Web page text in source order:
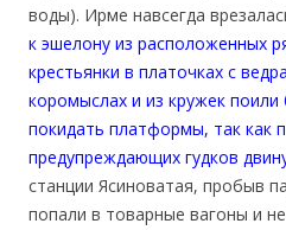
воды). Ирме навсегда
к эшелону из расположенных
крестьянки в платочках с
коромыслах и из кружек
покидать платформы, так как
предупреждающих гудков
станции Ясиноватая, пробыв
попали в товарные вагоны и